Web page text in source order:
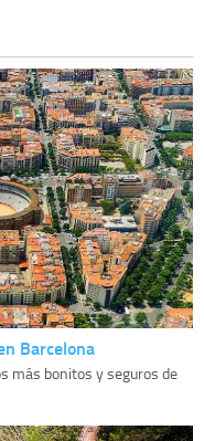
Barcelona
más bonitos y seguros de